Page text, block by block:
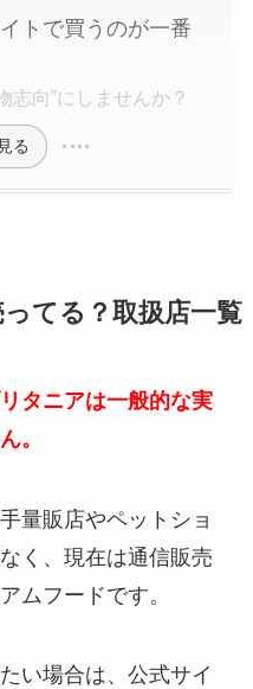
トで買うのが一番
志向”にしませんか？
る
てる？取扱店一覧
タニアは一般的な実
。
量販店やペットショ
く、現在は通信販売
ムフードです。
い場合は、公式サイ